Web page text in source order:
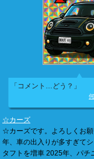
「コメント…どう？」
☆カーズ
☆カーズです。よろしくお
年、車の出入りが多すぎて
タフトを増車 2025年、パチ